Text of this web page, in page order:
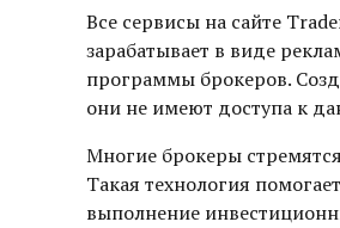
Все сервисы на сайте
зарабатывает в виде
программы брокеров.
они не имеют доступа к
Многие брокеры
Такая технология
выполнение